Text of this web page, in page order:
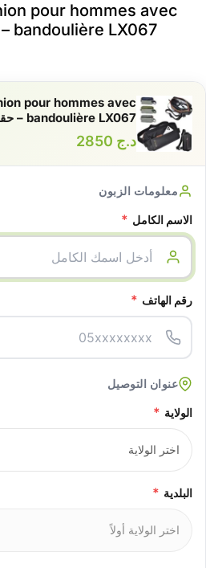
pour hommes avec
bandoulière LX067 – حقيبة أغراض حجم كبير
pour hommes avec
bandoulière LX067 – حقيبة أغراض حجم كبير
د.ج
معلومات الزبون
الاسم الكامل *
رقم الهاتف *
عنوان التوصيل
الولاية *
البلدية *